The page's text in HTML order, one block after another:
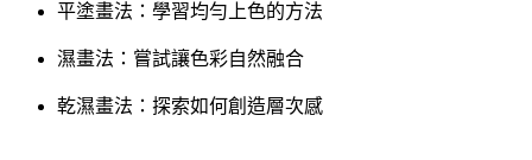
平塗畫法：學習均勻上色的方法
濕畫法：嘗試讓色彩自然融合
乾濕畫法：探索如何創造層次感